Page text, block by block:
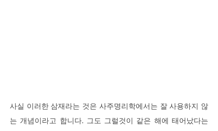
사실 이러한 삼재라는 것은 사주명리학에서는 잘 사용하지 않
는 개념이라고 합니다. 그도 그럴것이 같은 해에 태어났다는